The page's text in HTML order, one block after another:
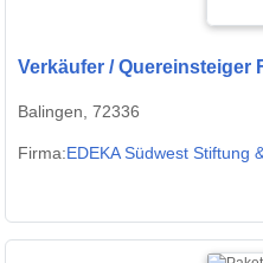
Verkäufer / Quereinsteiger
Balingen, 72336
Firma:EDEKA Südwest Stiftung